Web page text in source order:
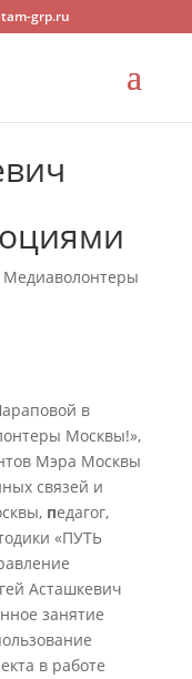
grp.ru
в
Москвы!»,
Мэра Москвы
связей и
педагог,
«ПУТЬ
Асташкевич
занятие
в работе